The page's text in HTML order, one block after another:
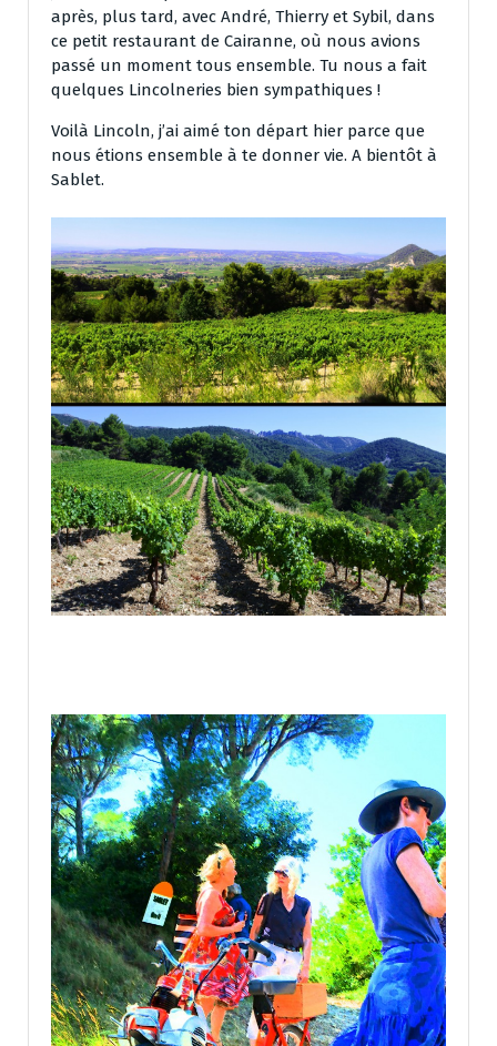
après, plus tard, avec André, Thierry et Sybil, dans
ce petit restaurant de Cairanne, où nous avions
passé un moment tous ensemble. Tu nous a fait
quelques Lincolneries bien sympathiques !
Voilà Lincoln, j’ai aimé ton départ hier parce que
nous étions ensemble à te donner vie. A bientôt à
Sablet.